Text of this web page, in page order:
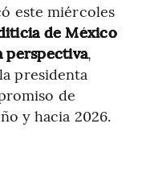
este miércoles
de México
perspectiva,
presidenta
de
y hacia 2026.